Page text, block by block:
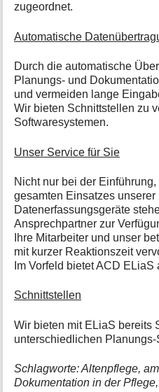
zugeordnet.
Automatische
Durch die automatische
Planungs- und
und vermeiden lange
Wir bieten Schnittstellen zu
Softwaresystemen.
Unser Service für Sie
Nicht nur bei der
gesamten Einsatzes unserer
Datenerfassungsgeräte
Ansprechpartner zur
Ihre Mitarbeiter und unser
mit kurzer Reaktionszeit
Im Vorfeld bietet ACD ELiaS
Schnittstellen
Wir bieten mit ELiaS bereits
unterschiedlichen Planungs-
Schlagworte: Altenpflege,
Dokumentation in der